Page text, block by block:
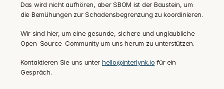
Das wird nicht aufhören, aber SBOM ist der Baustein, um
die Bemühungen zur Schadensbegrenzung zu koordinieren.
Wir sind hier, um eine gesunde, sichere und unglaubliche
Open-Source-Community um uns herum zu unterstützen.
Kontaktieren Sie uns unter hello@interlynk.io für ein
Gespräch.